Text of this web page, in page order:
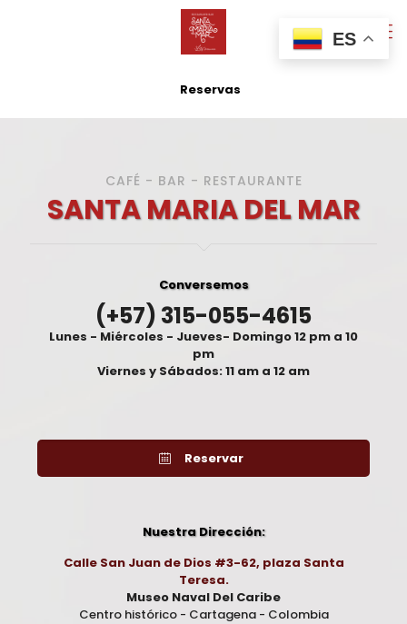
Reservas
CAFÉ - BAR - RESTAURANTE
SANTA MARIA DEL MAR
Conversemos
(+57) 315-055-4615
Lunes - Miércoles - Jueves- Domingo12 pm a 10
pm
Viernes y Sábados:11 am a 12 am
Reservar
Nuestra Dirección:
Calle San Juan de Dios #3-62, plaza Santa
Teresa.
Museo Naval Del Caribe
Centro histórico - Cartagena - Colombia
ES